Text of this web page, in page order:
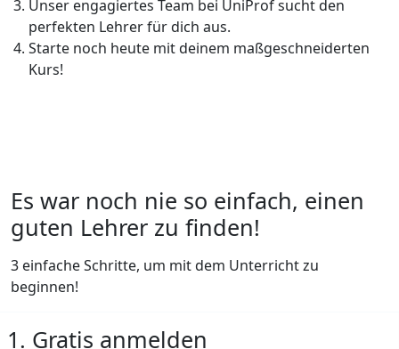
Unser engagiertes Team bei UniProf sucht den
perfekten Lehrer für dich aus.
Starte noch heute mit deinem maßgeschneiderten
Kurs!
Es war noch nie so einfach, einen
guten Lehrer zu finden!
3 einfache Schritte, um mit dem Unterricht zu
beginnen!
1. Gratis anmelden